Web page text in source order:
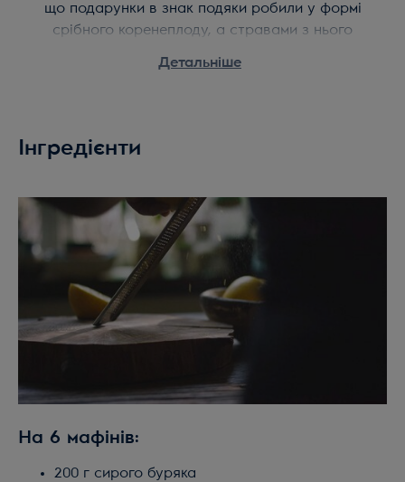
що подарунки в знак подяки робили у формі
срібного коренеплоду, а стравами з нього
Спробуйте пікантні бурякові мафіни з сиром
Детальніше
Інгредієнти
На 6 мафінів:
200 г сирого буряка